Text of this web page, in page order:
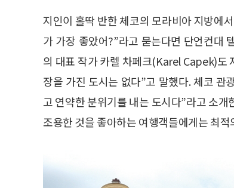
지인이 홀딱 반한 체코의 모라비아 지방에
가 가장 좋았어?”라고 묻는다면 단언컨대
의 대표 작가 카렐 차페크(Karel Capek)도
장을 가진 도시는 없다”고 말했다. 체코 관
고 연약한 분위기를 내는 도시다”라고 소
조용한 것을 좋아하는 여행객들에게는 최적